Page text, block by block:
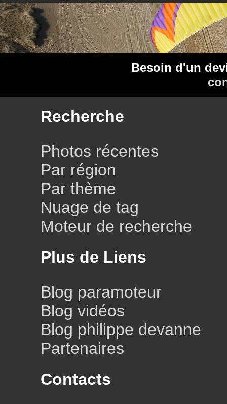
Besoin d'un
Recherche
Photos récentes
Par région
Par thème
Nuage de tag
Moteur de recherche
Plus de Liens
Blog paramoteur
Blog vidéos
Blog philippe devanne
Partenaires
Contacts